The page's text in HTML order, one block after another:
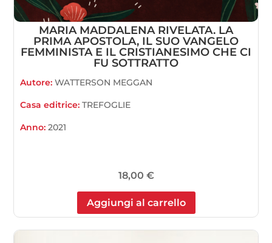
MARIA MADDALENA RIVELATA. LA
PRIMA APOSTOLA, IL SUO VANGELO
FEMMINISTA E IL CRISTIANESIMO CHE CI
FU SOTTRATTO
Autore:WATTERSON MEGGAN
Casa editrice:TREFOGLIE
Anno:2021
18,00 €
Aggiungi al carrello